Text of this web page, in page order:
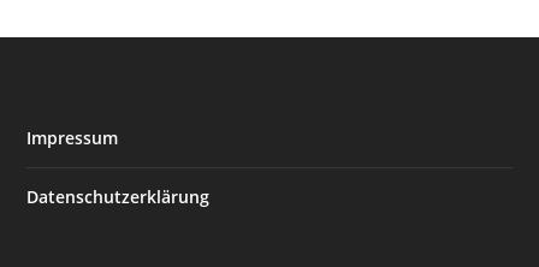
Impressum
Datenschutzerklärung